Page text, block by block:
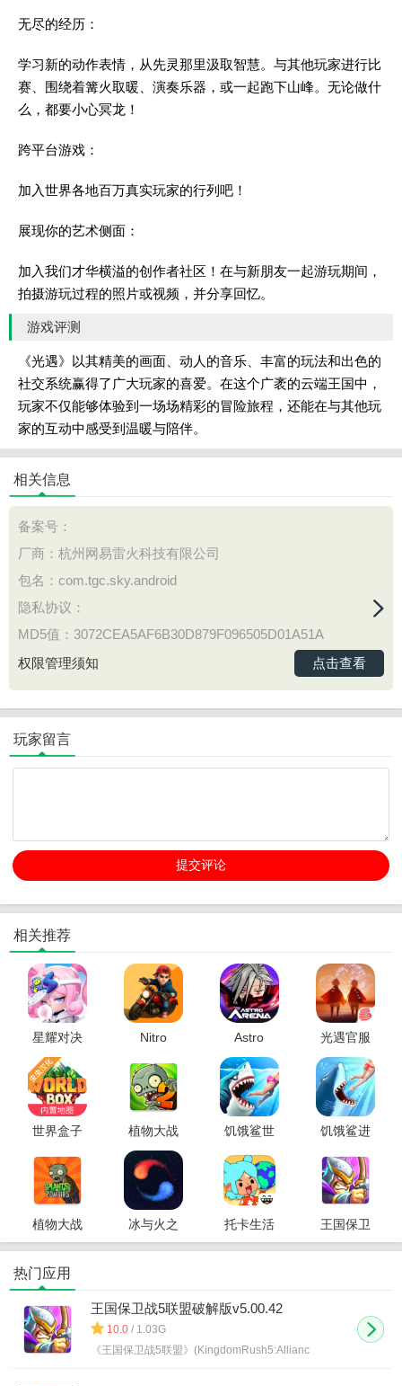
无尽的经历：
学习新的动作表情，从先灵那里汲取智慧。与其他玩家进行比
赛、围绕着篝火取暖、演奏乐器，或一起跑下山峰。无论做什
么，都要小心冥龙！
跨平台游戏：
加入世界各地百万真实玩家的行列吧！
展现你的艺术侧面：
加入我们才华横溢的创作者社区！在与新朋友一起游玩期间，
拍摄游玩过程的照片或视频，并分享回忆。
游戏评测
《光遇》以其精美的画面、动人的音乐、丰富的玩法和出色的
社交系统赢得了广大玩家的喜爱。在这个广袤的云端王国中，
玩家不仅能够体验到一场场精彩的冒险旅程，还能在与其他玩
家的互动中感受到温暖与陪伴。
相关信息
备案号：
厂商：杭州网易雷火科技有限公司
包名：com.tgc.sky.android
隐私协议：
MD5值：3072CEA5AF6B30D879F096505D01A51A
权限管理须知
点击查看
玩家留言
相关推荐
星耀对决
国际服
Nitro
极街机赛
车国际服
Astro
Arena国际
服
光遇官服
正版
世界盒子
物品解锁
版
植物大战
僵尸2破解
版
饥饿鲨世
饥饿鲨进
解版
植物大战
僵尸破解
冰与火之
舞手机版
托卡生活
世界破解
王国保卫
战5联盟破
热门应用
王国保卫战5联盟破解版v5.00.42
10.0 / 1.03G
《王国保卫战5联盟》(KingdomRush5:Allianc